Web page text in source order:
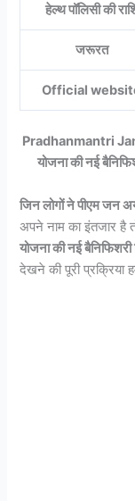
हेल्थ पॉलिसी की
जरूरत
Official
Pradhanmantri
योजना की नई
जिन लोगों ने पीएम जन
अपने नाम का इंतजार
योजना की नई
देखने की पूरी